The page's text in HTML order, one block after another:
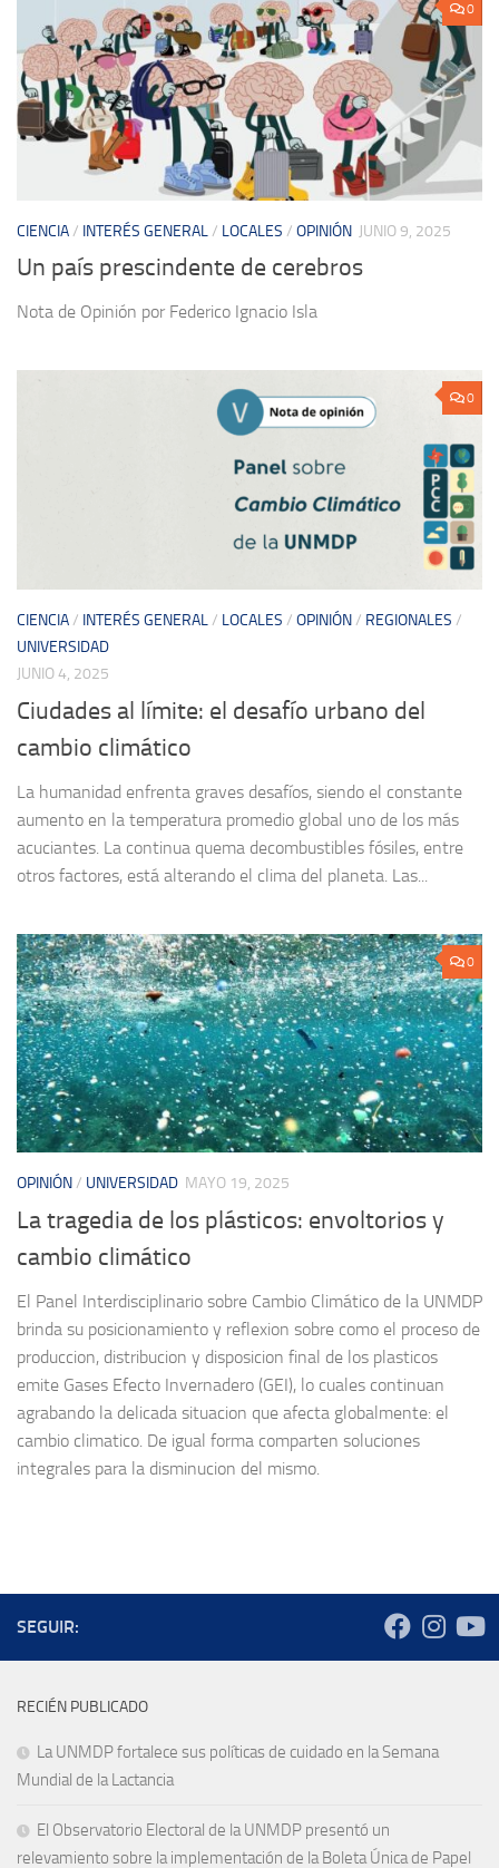
0
CIENCIA/ INTERÉS GENERAL/ LOCALES / OPINIÓN JUNIO 9, 2025
Un país prescindente de cerebros
Nota de Opinión por Federico Ignacio Isla
0
CIENCIA/ INTERÉS GENERAL/ LOCALES / OPINIÓN/ REGIONALES /
UNIVERSIDAD
JUNIO 4, 2025
Ciudades al límite: el desafío urbano del
cambio climático
La humanidad enfrenta graves desafíos, siendo el constante
aumento en la temperatura promedio global uno de los más
acuciantes. La continua quema decombustibles fósiles, entre
otros factores, está alterando el clima del planeta. Las...
0
OPINIÓN/ UNIVERSIDAD MAYO 19, 2025
La tragedia de los plásticos: envoltorios y
cambio climático
El Panel Interdisciplinario sobre Cambio Climático de la UNMDP
brinda su posicionamiento y reflexion sobre como el proceso de
produccion, distribucion y disposicion final de los plasticos
emite Gases Efecto Invernadero (GEI), lo cuales continuan
agrabando la delicada situacion que afecta globalmente: el
cambio climatico. De igual forma comparten soluciones
integrales para la disminucion del mismo.
SEGUIR:
RECIÉN PUBLICADO
La UNMDP fortalece sus políticas de cuidado en la Semana
Mundial de la Lactancia
El Observatorio Electoral de la UNMDP presentó un
relevamiento sobre la implementación de la Boleta Única de Papel